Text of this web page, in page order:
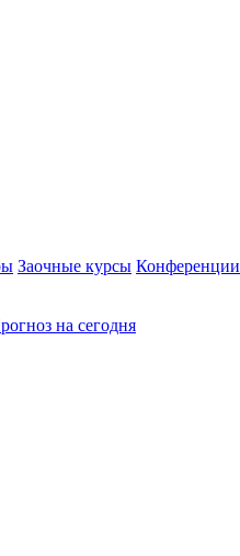
Заочные курсы Конференции
на сегодня